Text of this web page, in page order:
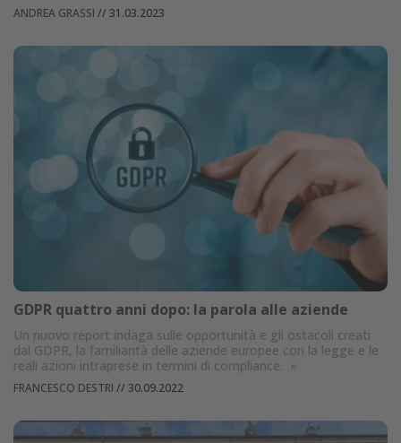
ANDREA GRASSI // 31.03.2023
GDPR quattro anni dopo: la parola alle aziende
Un nuovo report indaga sulle opportunità e gli ostacoli creati
dal GDPR, la familiarità delle aziende europee con la legge e le
reali azioni intraprese in termini di compliance. »
FRANCESCO DESTRI // 30.09.2022